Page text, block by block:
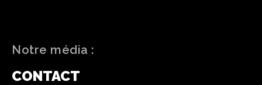
Notre média :
CONTACT